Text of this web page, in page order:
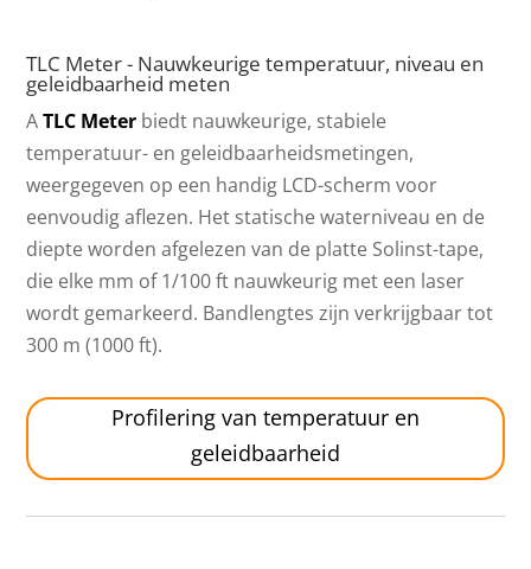
TLC Meter - Nauwkeurige temperatuur, niveau en
geleidbaarheid meten
ATLC Meter biedt nauwkeurige, stabiele
temperatuur- en geleidbaarheidsmetingen,
weergegeven op een handig LCD-scherm voor
eenvoudig aflezen. Het statische waterniveau en de
diepte worden afgelezen van de platte Solinst-tape,
die elke mm of 1/100 ft nauwkeurig met een laser
wordt gemarkeerd. Bandlengtes zijn verkrijgbaar tot
300 m (1000 ft).
Profilering van temperatuur en
geleidbaarheid